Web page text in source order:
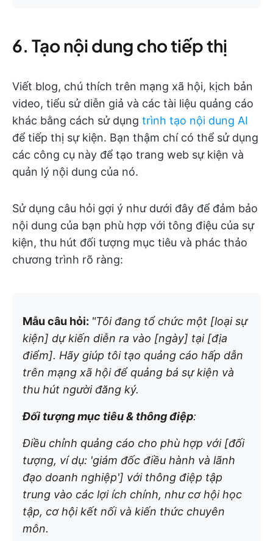
6. Tạo nội dung cho tiếp thị
Viết blog, chú thích trên mạng xã hội, kịch bản
video, tiểu sử diễn giả và các tài liệu quảng cáo
khác bằng cách sử dụng trình tạo nội dung AI
để tiếp thị sự kiện. Bạn thậm chí có thể sử dụng
các công cụ này để tạo trang web sự kiện và
quản lý nội dung của nó.
Sử dụng câu hỏi gợi ý như dưới đây để đảm bảo
nội dung của bạn phù hợp với tông điệu của sự
kiện, thu hút đối tượng mục tiêu và phác thảo
chương trình rõ ràng:
Mẫu câu hỏi: "Tôi đang tổ chức một [loại sự
kiện] dự kiến diễn ra vào [ngày] tại [địa
điểm]. Hãy giúp tôi tạo quảng cáo hấp dẫn
trên mạng xã hội để quảng bá sự kiện và
thu hút người đăng ký.
Đối tượng mục tiêu & thông điệp:
Điều chỉnh quảng cáo cho phù hợp với [đối
tượng, ví dụ: 'giám đốc điều hành và lãnh
đạo doanh nghiệp'] với thông điệp tập
trung vào các lợi ích chính, như cơ hội học
tập, cơ hội kết nối và kiến thức chuyên
môn.